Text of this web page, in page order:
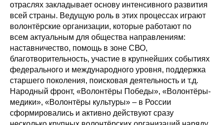
отраслях закладывает основу интенсивного развития
всей страны. Ведущую роль в этих процессах играют
волонтёрские организации, которые работают по
всем актуальным для общества направлениям:
наставничество, помощь в зоне СВО,
благотворительность, участие в крупнейших событиях
федерального и международного уровня, поддержка
старшего поколения, поисковая деятельность и т.д.
Народный фронт, «Волонтёры Победы», «Волонтёры-
медики», «Волонтёры культуры» – в России
сформировались и активно действуют сразу